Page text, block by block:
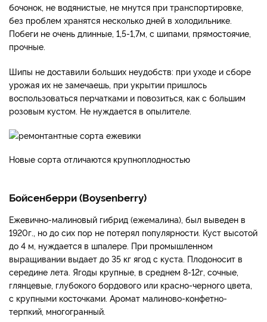
бочонок, не водянистые, не мнутся при транспортировке,
без проблем хранятся несколько дней в холодильнике.
Побеги не очень длинные, 1,5-1,7м, с шипами, прямостоячие,
прочные.
Шипы не доставили больших неудобств: при уходе и сборе
урожая их не замечаешь, при укрытии пришлось
воспользоваться перчатками и повозиться, как с большим
розовым кустом. Не нуждается в опылителе.
Новые сорта отличаются крупноплодностью
Бойсенберри (Boysenberry)
Ежевично-малиновый гибрид (ежемалина), был выведен в
1920г., но до сих пор не потерял популярности. Куст высотой
до 4 м, нуждается в шпалере. При промышленном
выращивании выдает до 35 кг ягод с куста. Плодоносит в
середине лета. Ягоды крупные, в среднем 8-12г, сочные,
глянцевые, глубокого бордового или красно-черного цвета,
с крупными косточками. Аромат малиново-конфетно-
терпкий, многогранный.